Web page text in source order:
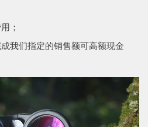
；
我们指定的销售额可高额现金